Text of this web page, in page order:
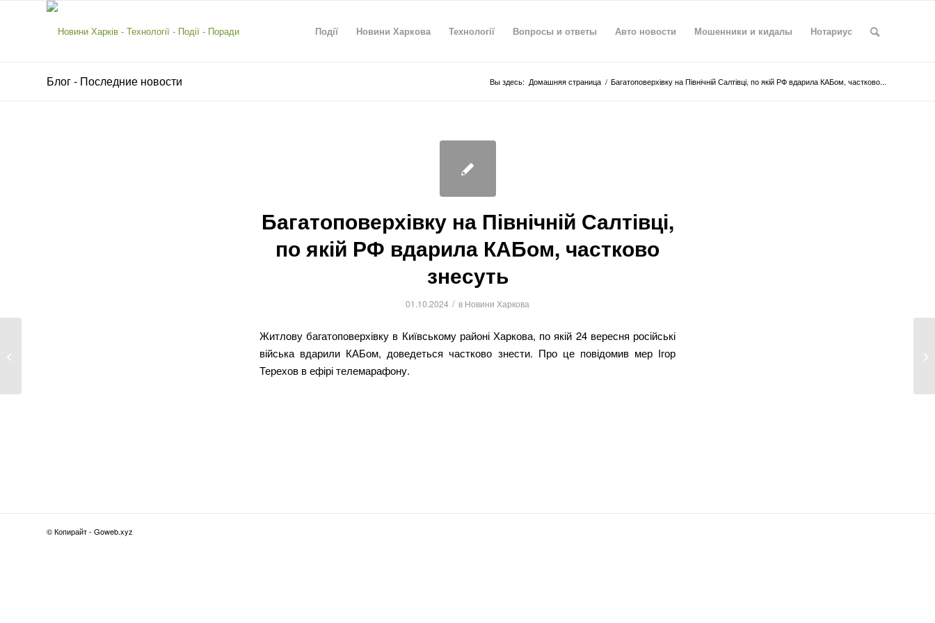
Події Новини Харкова Технології Вопросы и ответы Авто новости Мошенники и кидалы Нотариус
Блог - Последние новости Вы здесь: Домашняя страница / Багатоповерхівку на Північній Салтівці, по якій РФ вдарила КАБом, частково...
Багатоповерхівку на Північній Салтівці,
по якій РФ вдарила КАБом, частково
знесуть
01.10.2024 / в Новини Харкова
Житлову багатоповерхівку в Київському районі Харкова, по якій 24 вересня російські
війська вдарили КАБом, доведеться частково знести. Про це повідомив мер Ігор
Терехов в ефірі телемарафону.
© Копирайт - Goweb.xyz